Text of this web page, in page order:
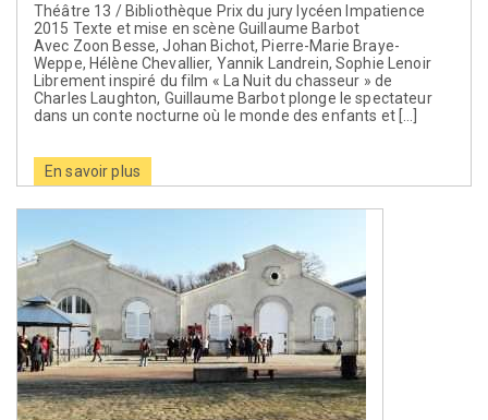
Théâtre 13 / Bibliothèque Prix du jury lycéen Impatience
2015 Texte et mise en scène Guillaume Barbot
Avec Zoon Besse, Johan Bichot, Pierre-Marie Braye-
Weppe, Hélène Chevallier, Yannik Landrein, Sophie Lenoir
Librement inspiré du film « La Nuit du chasseur » de
Charles Laughton, Guillaume Barbot plonge le spectateur
dans un conte nocturne où le monde des enfants et […]
En savoir plus